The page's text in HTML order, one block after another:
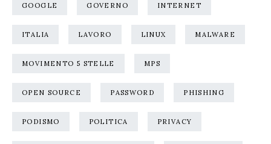
GOOGLE GOVERNO INTERNET
ITALIA LAVORO LINUX MALWARE
MOVIMENTO 5 STELLE MPS
OPEN SOURCE PASSWORD PHISHING
PODISMO POLITICA PRIVACY